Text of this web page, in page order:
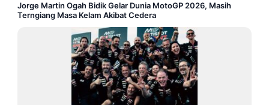
Jorge Martin Ogah Bidik Gelar Dunia MotoGP 2026, Masih
Terngiang Masa Kelam Akibat Cedera